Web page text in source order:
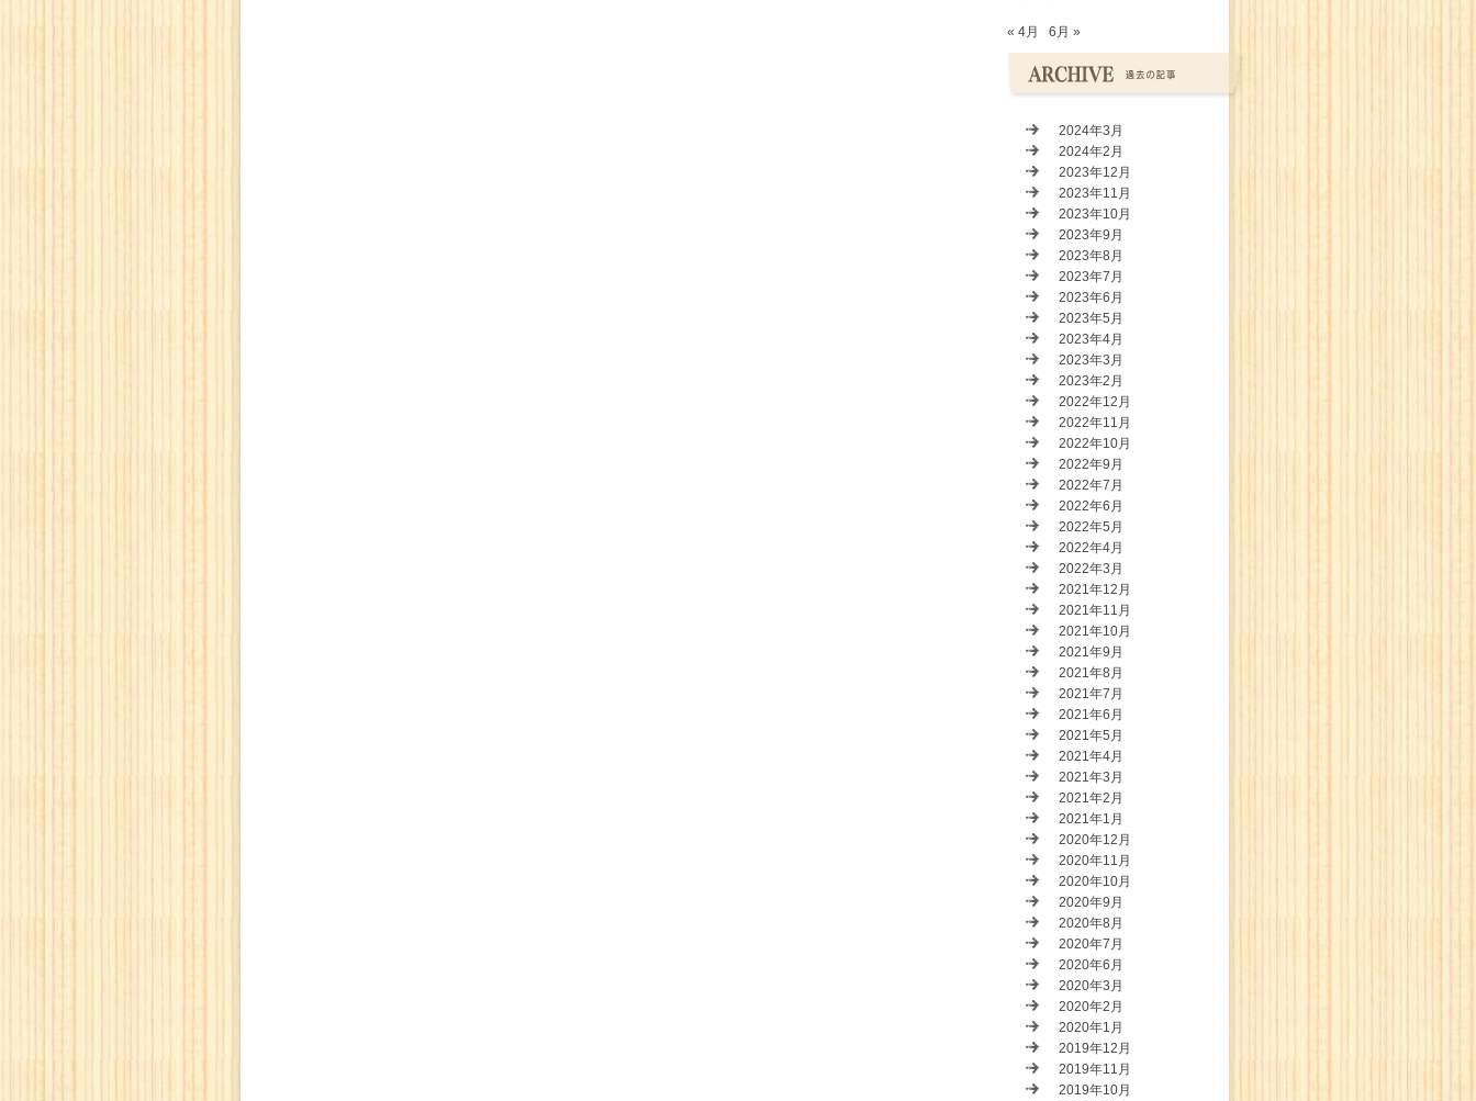
« 4月 6月 »
2024年3月
2024年2月
2023年12月
2023年11月
2023年10月
2023年9月
2023年8月
2023年7月
2023年6月
2023年5月
2023年4月
2023年3月
2023年2月
2022年12月
2022年11月
2022年10月
2022年9月
2022年7月
2022年6月
2022年5月
2022年4月
2022年3月
2021年12月
2021年11月
2021年10月
2021年9月
2021年8月
2021年7月
2021年6月
2021年5月
2021年4月
2021年3月
2021年2月
2021年1月
2020年12月
2020年11月
2020年10月
2020年9月
2020年8月
2020年7月
2020年6月
2020年3月
2020年2月
2020年1月
2019年12月
2019年11月
2019年10月